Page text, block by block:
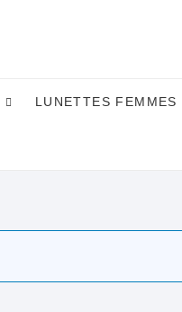
LUNETTES FEMMES